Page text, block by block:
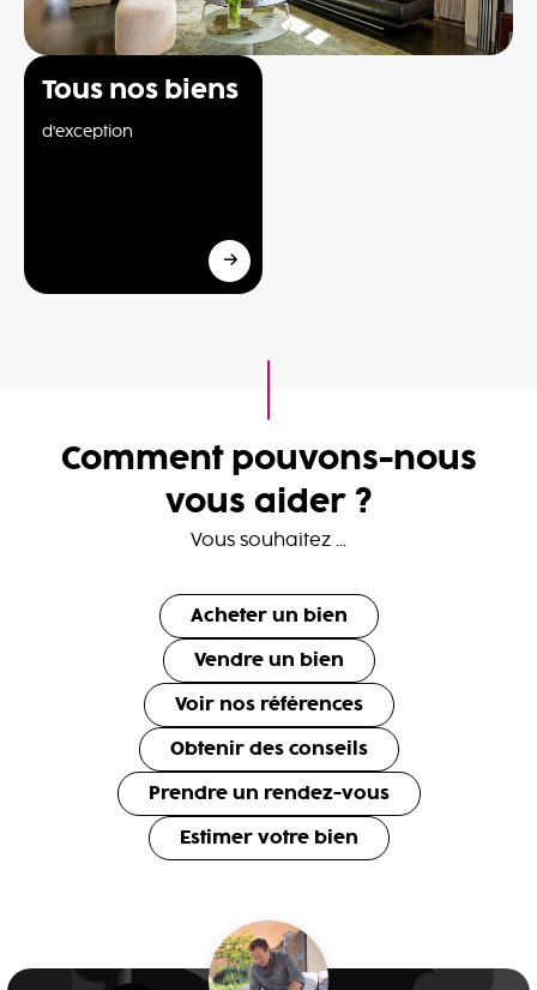
Tous nos biens
d'exception
Comment pouvons-nous
vous aider ?
Vous souhaitez ...
Acheter un bien
Vendre un bien
Voir nos références
Obtenir des conseils
Prendre un rendez-vous
Estimer votre bien